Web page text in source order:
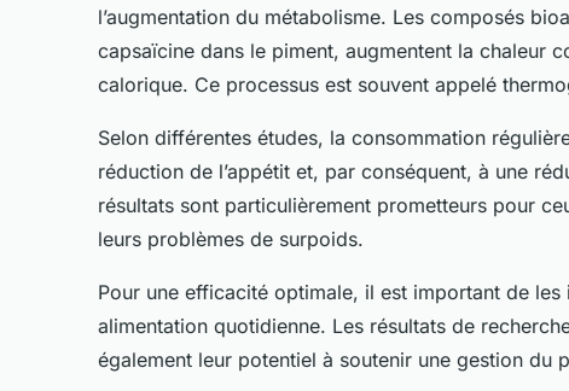
l’augmentation du métabolisme. Les composés
capsaïcine dans le piment, augmentent la chaleur
calorique. Ce processus est souvent appelé
Selon différentes études, la consommation
réduction de l’appétit et, par conséquent, à une
résultats sont particulièrement prometteurs pour
leurs problèmes de surpoids.
Pour une efficacité optimale, il est important de
alimentation quotidienne. Les résultats de
également leur potentiel à soutenir une gestion du